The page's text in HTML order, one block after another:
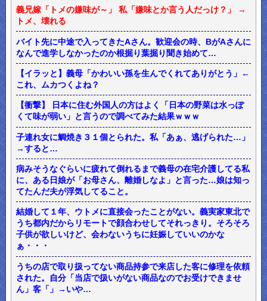
義兄嫁「トメの嫌味が～」 私「嫌味とか言う人だっけ？」 →
トメ、壊れる
バイト先に中途で入ってきたAさん。歓迎会の時、BがAさんに
なんで進学しなかったのか根掘り葉掘り聞き始めて…
【イラッと】義母「かわいい孫を生んでくれてありがとう」←
これ、ムカつくよね？
【衝撃】 日本に住む外国人の方はよく「日本の野菜は水っぽ
くて味が弱い」と言うので調べてみた結果ｗｗｗ
子連れ女に鯛焼き３１個とられた。私「あぁ、逃げられた…」
→すると…
病みそうなぐらいに疲れて倒れるまで義母の在宅介護してる私
に、ある日娘が「お母さん、離婚しなよ」と言った…娘は知っ
てたんだ夫が浮気してること。
結婚して１年、ウトメに直接会ったことがない。義実家東北で
うち都内だからリモートで顔合わせしてそれっきり。そろそろ
子供が欲しいけど、会わないうちに妊娠していいのかな
ぁ・・・
うちの店で取り扱ってない商品持参で来店した客に修理を依頼
された。自分「当店で扱いがない商品なのでお受けできませ
ん」客「」→いや…